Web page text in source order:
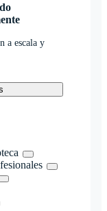
a escala y